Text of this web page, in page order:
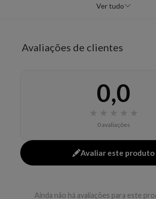
contribui para uma rotina de cor com
selar o aspecto da fibra
deixar agir e enxaguar.
Ver tudo
Avaliações de clientes
0,0
0 avaliações
Avaliar este produto
Ainda não há avaliações para este